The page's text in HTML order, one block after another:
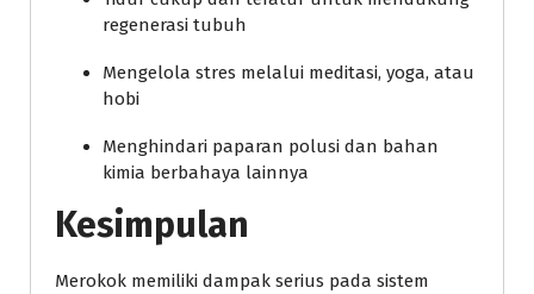
regenerasi tubuh
Mengelola stres melalui meditasi, yoga, atau
hobi
Menghindari paparan polusi dan bahan
kimia berbahaya lainnya
Kesimpulan
Merokok memiliki dampak serius pada sistem